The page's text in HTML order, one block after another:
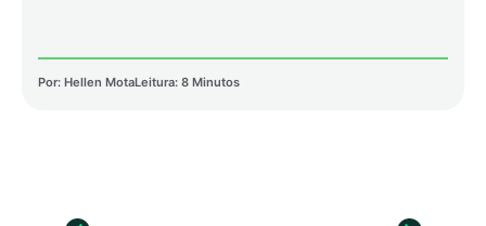
Por: Hellen MotaLeitura: 8 Minutos